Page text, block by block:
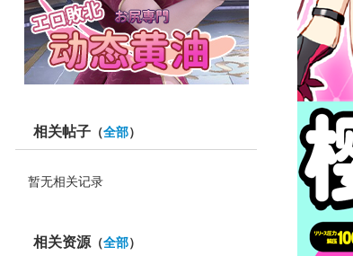
相关帖子 （全部）
暂无相关记录
相关资源 （全部）